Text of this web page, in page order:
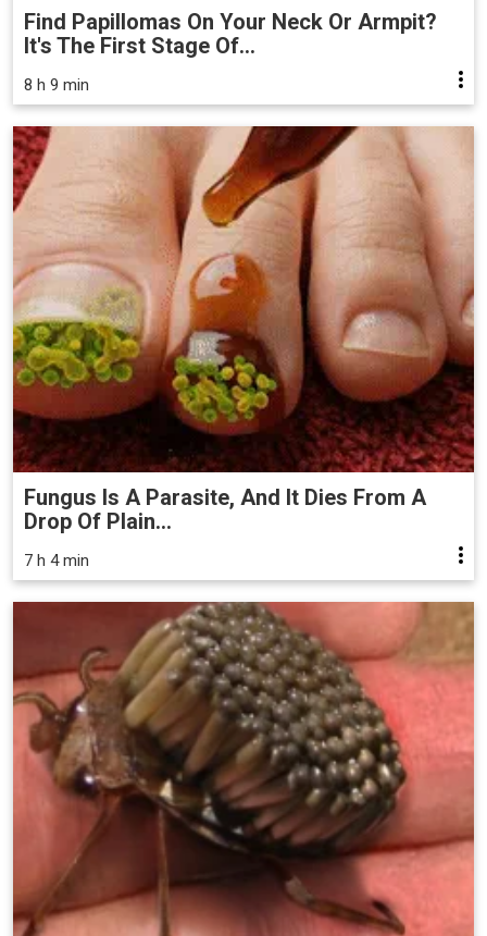
Find Papillomas On Your Neck Or Armpit?
It's The First Stage Of...
8 h 9 min
Fungus Is A Parasite, And It Dies From A
Drop Of Plain...
7 h 4 min